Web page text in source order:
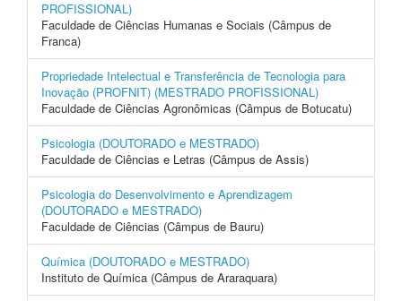
PROFISSIONAL)
Faculdade de Ciências Humanas e Sociais (Câmpus de
Franca)
Propriedade Intelectual e Transferência de Tecnologia para
Inovação (PROFNIT) (MESTRADO PROFISSIONAL)
Faculdade de Ciências Agronômicas (Câmpus de Botucatu)
Psicologia (DOUTORADO e MESTRADO)
Faculdade de Ciências e Letras (Câmpus de Assis)
Psicologia do Desenvolvimento e Aprendizagem
(DOUTORADO e MESTRADO)
Faculdade de Ciências (Câmpus de Bauru)
Química (DOUTORADO e MESTRADO)
Instituto de Química (Câmpus de Araraquara)